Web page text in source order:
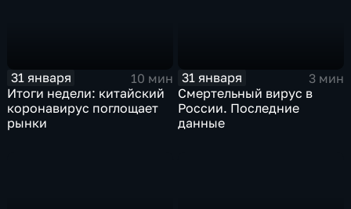
31 января
10 мин
Итоги недели: китайский
коронавирус поглощает
рынки
31 января
3 мин
Смертельный вирус в
России. Последние
данные